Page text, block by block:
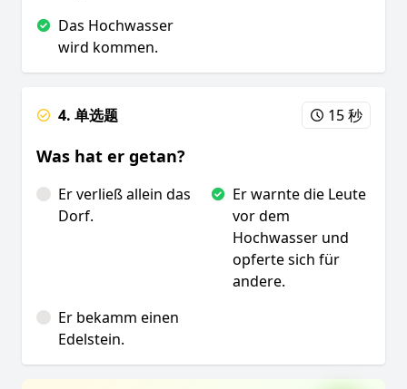
Das Hochwasser
wird kommen.
4. 单选题 15 秒
Was hat er getan?
Er verließ allein das
Dorf.
Er warnte die Leute
vor dem
Hochwasser und
opferte sich für
andere.
Er bekamm einen
Edelstein.